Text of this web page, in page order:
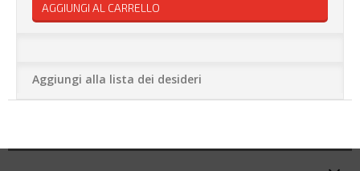
AGGIUNGI AL CARRELLO
Aggiungi alla lista dei desideri